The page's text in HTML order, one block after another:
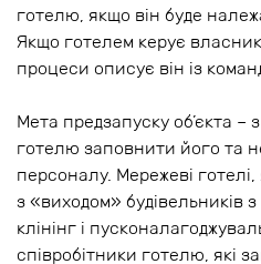
готелю, якщо він буде
Якщо готелем керує
процеси описує він із
Мета предзапуску об’єкта –
готелю заповнити його та
персоналу. Мережеві
з «виходом» будівельників
клінінг і
співробітники готелю, які